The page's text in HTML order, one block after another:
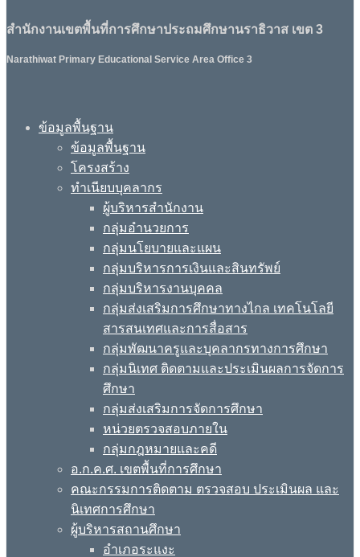
สำนักงานเขตพื้นที่การศึกษาประถมศึกษานราธิวาส เขต 3
Narathiwat Primary Educational Service Area Office 3
ข้อมูลพื้นฐาน
ข้อมูลพื้นฐาน
โครงสร้าง
ทำเนียบบุคลากร
ผู้บริหารสำนักงาน
กลุ่มอำนวยการ
กลุ่มนโยบายและแผน
กลุ่มบริหารการเงินและสินทรัพย์
กลุ่มบริหารงานบุคคล
กลุ่มส่งเสริมการศึกษาทางไกล เทคโนโลยี
สารสนเทศและการสื่อสาร
กลุ่มพัฒนาครูและบุคลากรทางการศึกษา
กลุ่มนิเทศ ติดตามและประเมินผลการจัดการ
ศึกษา
กลุ่มส่งเสริมการจัดการศึกษา
หน่วยตรวจสอบภายใน
กลุ่มกฎหมายและคดี
อ.ก.ค.ศ. เขตพื้นที่การศึกษา
คณะกรรมการติดตาม ตรวจสอบ ประเมินผล และ
นิเทศการศึกษา
ผู้บริหารสถานศึกษา
อำเภอระแงะ